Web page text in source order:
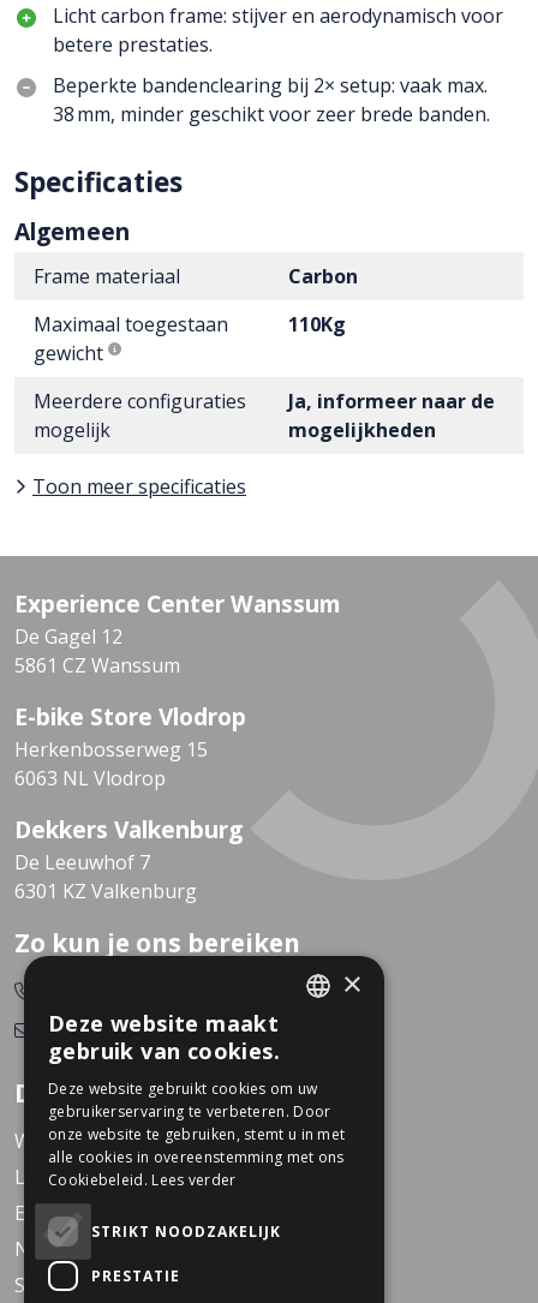
Licht carbon frame: stijver en aerodynamisch voor
betere prestaties.
Beperkte bandenclearing bij 2× setup: vaak max.
38 mm, minder geschikt voor zeer brede banden.
Specificaties
Algemeen
Frame materiaal
Carbon
Maximaal toegestaan
gewicht
110Kg
Meerdere configuraties
mogelijk
Ja, informeer naar de
mogelijkheden
Toon meer specificaties
Experience Center Wanssum
De Gagel 12
5861 CZ Wanssum
E-bike Store Vlodrop
Herkenbosserweg 15
6063 NL Vlodrop
Dekkers Valkenburg
De Leeuwhof 7
6301 KZ Valkenburg
Zo kun je ons bereiken
info@dekkerstweewielers.nl
Dekkers Tweewielers
Werken bij Dekkers
Locaties
Events
Nieuws
Service
×
Deze website maakt
gebruik van cookies.
Deze website gebruikt cookies om uw
gebruikerservaring te verbeteren. Door
onze website te gebruiken, stemt u in met
alle cookies in overeenstemming met ons
Cookiebeleid. Lees verder
STRIKT NOODZAKELIJK
PRESTATIE